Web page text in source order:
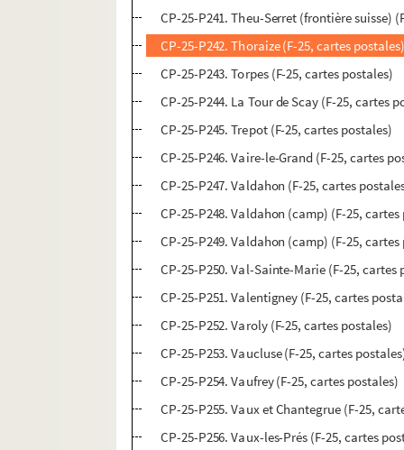
CP-25-P241. Theu-Serret (frontière suisse)
CP-25-P242. Thoraize (F-25, cartes
CP-25-P243. Torpes (F-25, cartes postales)
CP-25-P244. La Tour de Scay (F-25, cartes
CP-25-P245. Trepot (F-25, cartes postales)
CP-25-P246. Vaire-le-Grand (F-25, cartes
CP-25-P247. Valdahon (F-25, cartes
CP-25-P248. Valdahon (camp) (F-25,
CP-25-P249. Valdahon (camp) (F-25,
CP-25-P250. Val-Sainte-Marie (F-25, cartes
CP-25-P251. Valentigney (F-25, cartes
CP-25-P252. Varoly (F-25, cartes postales)
CP-25-P253. Vaucluse (F-25, cartes
CP-25-P254. Vaufrey (F-25, cartes postales)
CP-25-P255. Vaux et Chantegrue (F-25,
CP-25-P256. Vaux-les-Prés (F-25, cartes